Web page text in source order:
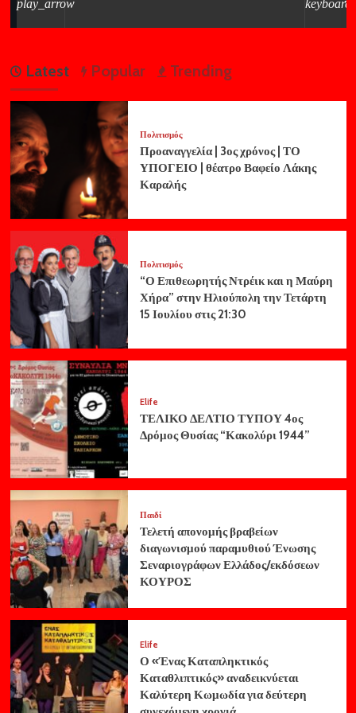
Latest Popular Trending
Πολιτισμός
Προαναγγελία | 3ος χρόνος | ΤΟ
ΥΠΟΓΕΙΟ | θέατρο Βαφείο Λάκης
Καραλής
Πολιτισμός
“Ο Επιθεωρητής Ντρέικ και η Μαύρη
Χήρα” στην Ηλιούπολη την Τετάρτη
15 Ιουλίου στις 21:30
Elife
ΤΕΛΙΚΟ ΔΕΛΤΙΟ ΤΥΠΟΥ 4ος
Δρόμος Θυσίας “Κακολύρι 1944”
Παιδί
Τελετή απονομής βραβείων
διαγωνισμού παραμυθιού Ένωσης
Σεναριογράφων Ελλάδος/εκδόσεων
ΚΟΥΡΟΣ
Elife
Ο «Ένας Καταπληκτικός
Καταθλιπτικός» αναδεικνύεται
Καλύτερη Κωμωδία για δεύτερη